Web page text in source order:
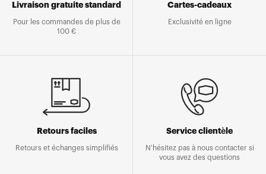
Livraison gratuite standard
Pour les commandes de plus de
100 €
Cartes-cadeaux
Exclusivité en ligne
Retours faciles
Retours et échanges simplifiés
Service clientèle
N'hésitez pas à nous contacter si
vous avez des questions